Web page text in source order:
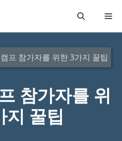
메
프 참가자를 위한 3가지 꿀팁
참가자를 위
지 꿀팁